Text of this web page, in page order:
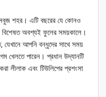
শহর। এটি বছরের যে কোনও
বিশেষত অবশ্যই ফুলের সময়কালে।
যেখানে আপনি বন্ধুদের সাথে সময়
খেলতে পারেন। প্রধান উদ্যানটি
লীলাক এবং টিউলিপের প্রশংসা